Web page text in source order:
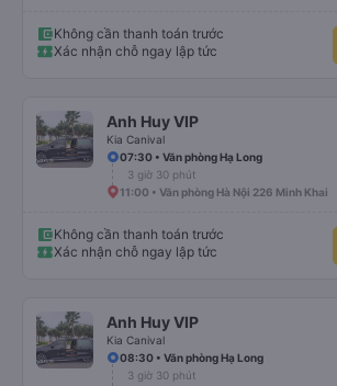
Không cần thanh toán trước
Xác nhận chỗ ngay lập tức
Anh Huy VIP
Kia Canival
07:30 • Văn phòng Hạ Long
3 giờ 30 phút
11:00 • Văn phòng Hà Nội 226 Minh Khai
Không cần thanh toán trước
Xác nhận chỗ ngay lập tức
Anh Huy VIP
Kia Canival
08:30 • Văn phòng Hạ Long
3 giờ 30 phút